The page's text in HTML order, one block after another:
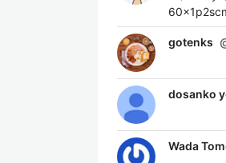
gotenks
dosanko
Wada